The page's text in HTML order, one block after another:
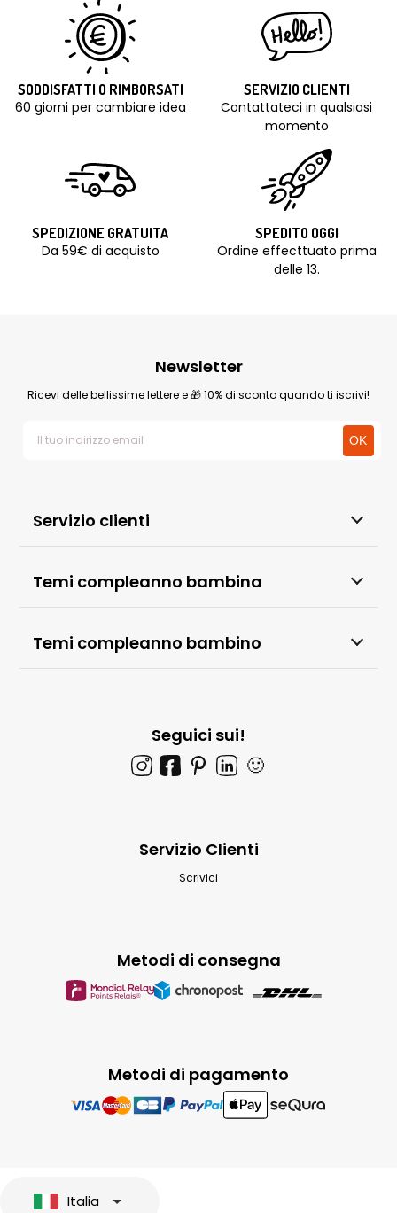
SODDISFATTI O RIMBORSATI
60 giorni per cambiare idea
SERVIZIO CLIENTI
Contattateci in qualsiasi
momento
SPEDIZIONE GRATUITA
Da 59€ di acquisto
SPEDITO OGGI
Ordine effecttuato prima
delle 13.
Servizio clienti
Temi compleanno bambina
Temi compleanno bambino
Newsletter
Ricevi delle bellissime lettere e 🎁 10% di sconto quando ti iscrivi!
Seguici sui!
🙂
Metodi di pagamento
Metodi di consegna
Servizio Clienti
Scrivici
Italia